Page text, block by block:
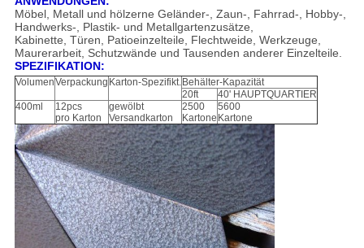
Möbel, Metall und hölzerne Geländer-, Zaun-, Fahrrad-, Hobby-,
Handwerks-, Plastik- und Metallgartenzusätze,
Kabinette, Türen, Patioeinzelteile, Flechtweide, Werkzeuge,
Maurerarbeit, Schutzwände und Tausenden anderer Einzelteile.
SPEZIFIKATION:
VolumenVerpackung Karton-Spezifikt. Behälter-Kapazität
20ft
40' HAUPTQUARTIER
400ml
12pcs
pro Karton
gewölbt
Versandkarton
2500
Kartone
5600
Kartone